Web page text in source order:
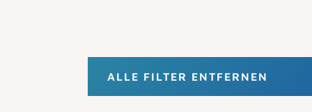
ALLE FILTER ENTFERNEN